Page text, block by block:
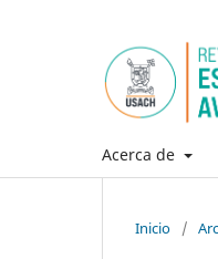
Acerca de
Inicio /